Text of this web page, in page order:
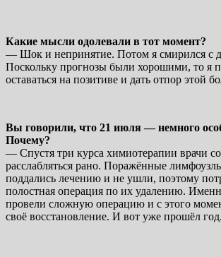
Какие мысли одолевали в тот момент?
— Шок и непринятие. Потом я смирился с
Поскольку прогнозы были хорошими, то я
оставаться на позитиве и дать отпор этой
Вы говорили, что 21 июля — немного
Почему?
— Спустя три курса химиотерапии врачи
расслабляться рано. Поражённые
поддались лечению и не ушли, поэтому
полостная операция по их удалению.
провели сложную операцию и с этого
своё восстановление. И вот уже прошёл